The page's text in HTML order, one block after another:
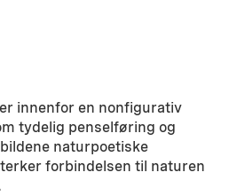
innenfor en nonfigurativ
tydelig penselføring og
naturpoetiske
forbindelsen til naturen